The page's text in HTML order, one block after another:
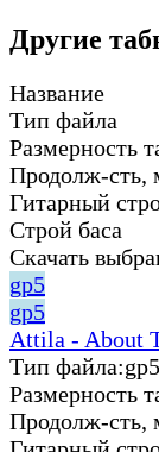
Другие
Название
Тип файла
Размерность
Продолж-сть,
Гитарный
Строй баса
Скачать
gp5
gp5
Attila - About
Тип файла:gp5
Размерность
Продолж-сть,